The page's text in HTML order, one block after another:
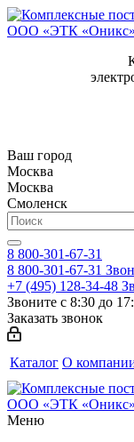
Ваш город
Москва
Москва
Смоленск
8 800-301-67-31
8 800-301-67-31
+7 (495) 128-34-48
Звоните с 8:30 до
Заказать звонок
Каталог О
Меню